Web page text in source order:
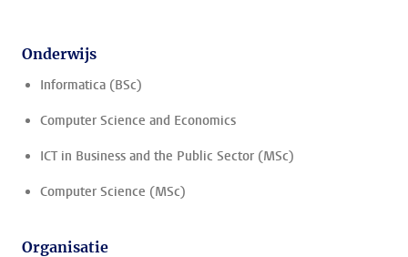
Onderwijs
Informatica (BSc)
Computer Science and Economics
ICT in Business and the Public Sector (MSc)
Computer Science (MSc)
Organisatie